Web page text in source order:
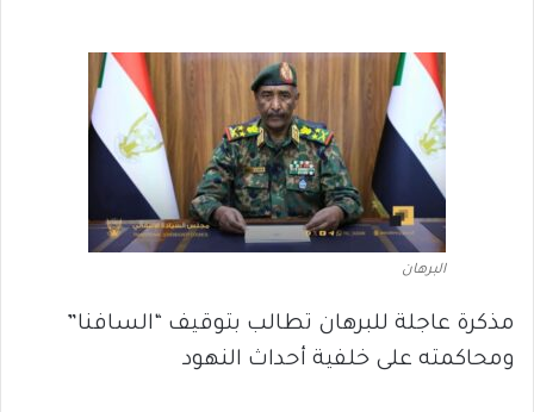
البرهان
مذكرة عاجلة للبرهان تطالب بتوقيف “السافنا”
ومحاكمته على خلفية أحداث النهود